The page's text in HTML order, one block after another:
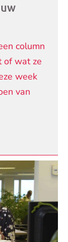
column
of wat ze
week
van